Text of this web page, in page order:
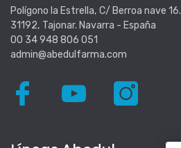
Polígono la Estrella, C/ Berroa nave 16.
31192, Tajonar. Navarra - España
00 34 948 806 051
admin@abedulfarma.com